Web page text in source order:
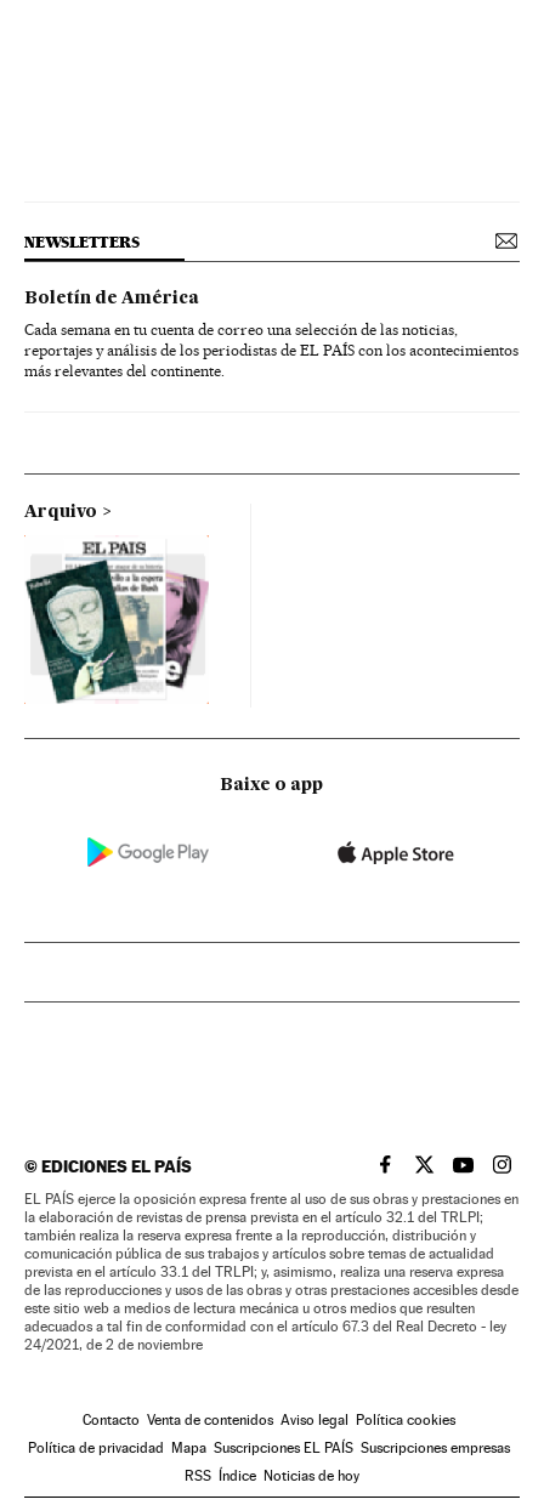
NEWSLETTERS
Boletín de América
Cada semana en tu cuenta de correo una selección de las noticias,
reportajes y análisis de los periodistas de EL PAÍS con los acontecimientos
más relevantes del continente.
Arquivo
Baixe o app
©EDICIONES EL PAÍS EL PAÍS BRASIL EN
EL PAÍSEL PAÍS
EL
EL PAÍS ejerce la oposición expresa frente al uso de sus obras y prestaciones en
la elaboración de revistas de prensa prevista en el artículo 32.1 del TRLPI;
también realiza la reserva expresa frente a la reproducción, distribución y
comunicación pública de sus trabajos y artículos sobre temas de actualidad
prevista en el artículo 33.1 del TRLPI; y, asimismo, realiza una reserva expresa
de las reproducciones y usos de las obras y otras prestaciones accesibles desde
este sitio web a medios de lectura mecánica u otros medios que resulten
adecuados a tal fin de conformidad con el artículo 67.3 del Real Decreto - ley
24/2021, de 2 de noviembre
Contacto Venta de contenidos Aviso legal Política cookies
Política de privacidad Mapa Suscripciones EL PAÍS Suscripciones empresas
RSS Índice Noticias de hoy